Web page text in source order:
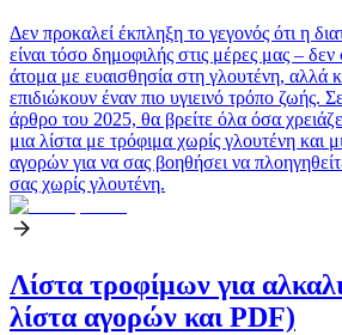
Δεν προκαλεί έκπληξη το γεγονός ότι η
είναι τόσο δημοφιλής στις μέρες μας – δεν
άτομα με ευαισθησία στη γλουτένη, αλλά
επιδιώκουν έναν πιο υγιεινό τρόπο ζωής.
άρθρο του 2025, θα βρείτε όλα όσα
μια λίστα με τρόφιμα χωρίς γλουτένη και
αγορών για να σας βοηθήσει να
σας χωρίς γλουτένη.
Λίστα τροφίμων για
λίστα αγορών και PDF)